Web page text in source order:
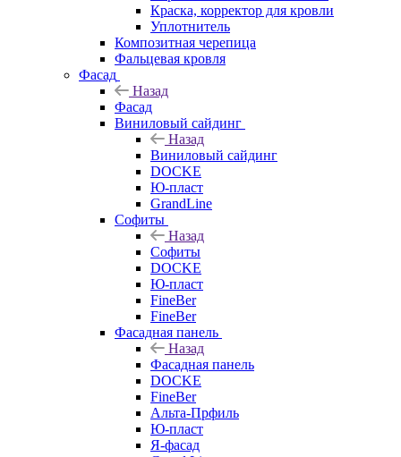
Краска, корректор для кровли
Уплотнитель
Композитная черепица
Фальцевая кровля
Фасад
Назад
Фасад
Виниловый сайдинг
Назад
Виниловый сайдинг
DOCKE
Ю-пласт
GrandLine
Софиты
Назад
Софиты
DOCKE
Ю-пласт
FineBer
FineBer
Фасадная панель
Назад
Фасадная панель
DOCKE
FineBer
Альта-Прфиль
Ю-пласт
Я-фасад